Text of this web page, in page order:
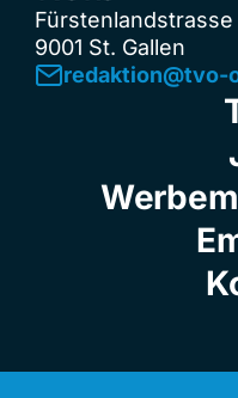
Fürstenlandstrasse
9001 St. Gallen
redaktion@tvo-